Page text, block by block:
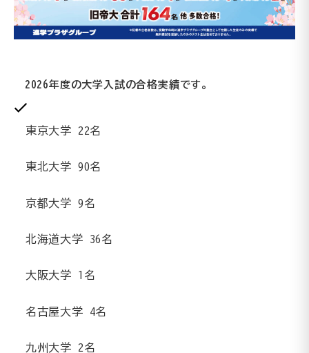
2026年度の大学入試の合格実績です。
東京大学 22名
東北大学 90名
京都大学 9名
北海道大学 36名
大阪大学 1 名
名古屋大学 4名
九州大学 2名